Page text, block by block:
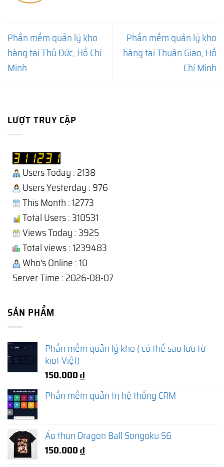
Phần mềm quản lý kho
hàng tại Thủ Đức, Hồ Chí
Minh
Phần mềm quản lý kho
hàng tại Thuận Giao, Hồ
Chí Minh
LƯỢT TRUY CẬP
Users Today : 2138
Users Yesterday : 976
This Month : 12773
Total Users : 310531
Views Today : 3925
Total views : 1239483
Who's Online : 10
Server Time : 2026-08-07
SẢN PHẨM
Phần mềm quản lý kho ( có thể sao lưu từ
kiot Việt)
150.000₫
Phần mềm quản trị hệ thống CRM
Áo thun Dragon Ball Songoku S6
150.000₫